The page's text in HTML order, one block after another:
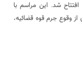
شد. این مراسم با
وقوع جرم قوه قضائیه،